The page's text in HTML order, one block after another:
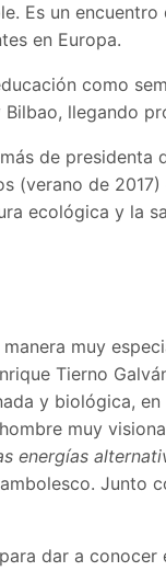
Es un
en Europa.
como
llegando
de presidenta
(verano de
ecológica y la
muy
Tierno
y biológica,
muy
energías
Junto
dar a